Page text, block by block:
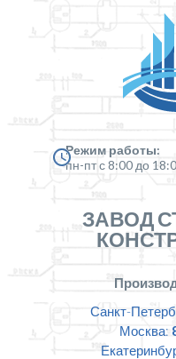
Режим работы:
пн-пт с 8:00 до
ЗАВОД
Санкт-
Москва: